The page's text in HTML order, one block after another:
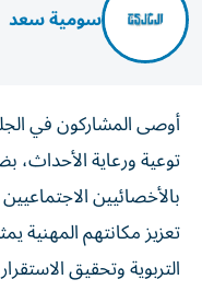
سومية سعد
أوصى المشاركون في
توعية ورعاية
بالأخصائيين
تعزيز مكانتهم المهنية
التربوية وتحقيق